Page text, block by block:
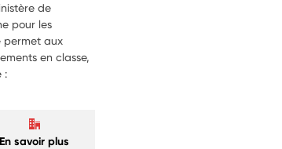
de
pour les
permet aux
en classe,
:
En savoir plus